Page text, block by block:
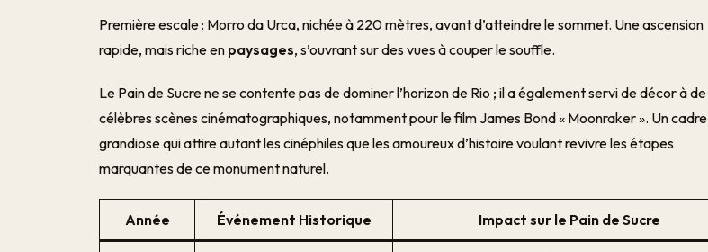
Première escale : Morro da Urca, nichée à 220 mètres, avant d’atteindre le sommet. Une ascension
rapide, mais riche en paysages, s’ouvrant sur des vues à couper le souffle.
Le Pain de Sucre ne se contente pas de dominer l’horizon de Rio ; il a également servi de décor à de
célèbres scènes cinématographiques, notamment pour le film James Bond « Moonraker ». Un cadre
grandiose qui attire autant les cinéphiles que les amoureux d’histoire voulant revivre les étapes
marquantes de ce monument naturel.
Année Événement Historique Impact sur le Pain de Sucre